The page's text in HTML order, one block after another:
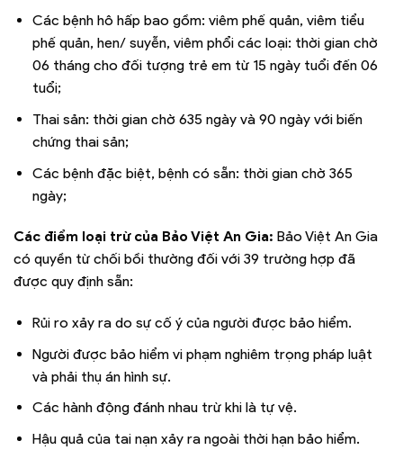
Các bệnh hô hấp bao gồm: viêm phế quản, viêm tiểu
phế quản, hen/ suyễn, viêm phổi các loại: thời gian chờ
06 tháng cho đối tượng trẻ em từ 15 ngày tuổi đến 06
tuổi;
Thai sản: thời gian chờ 635 ngày và 90 ngày với biến
chứng thai sản;
Các bệnh đặc biệt, bệnh có sẵn: thời gian chờ 365
ngày;
Các điểm loại trừ của Bảo Việt An Gia: Bảo Việt An Gia
có quyền từ chối bồi thường đối với 39 trường hợp đã
được quy định sẵn:
Rủi ro xảy ra do sự cố ý của người được bảo hiểm.
Người được bảo hiểm vi phạm nghiêm trọng pháp luật
và phải thụ án hình sự.
Các hành động đánh nhau trừ khi là tự vệ.
Hậu quả của tai nạn xảy ra ngoài thời hạn bảo hiểm.